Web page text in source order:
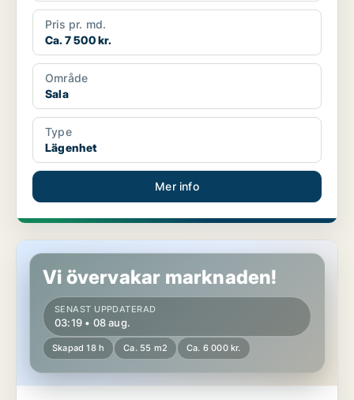
Pris pr. md.
Ca. 7 500 kr.
Område
Sala
Type
Lägenhet
Mer info
Lägenhet i Sala, Möklinta
Vi övervakar marknaden!
SENAST UPPDATERAD
03:19 • 08 aug.
Skapad 18 h Ca. 55 m2 Ca. 6 000 kr.